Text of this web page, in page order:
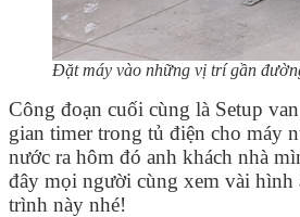
Đặt máy vào những vị trí gần
Công đoạn cuối cùng là Setup
gian timer trong tủ điện cho máy
nước ra hôm đó anh khách nhà
đây mọi người cùng xem vài hình
trình này nhé!